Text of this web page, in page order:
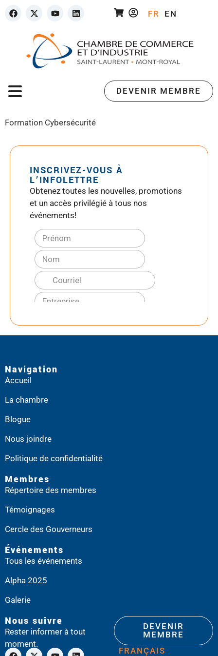
FR EN
DEVENIR MEMBRE
Formation Cybersécurité
INSCRIVEZ-VOUS À
L’INFOLETTRE
Obtenez toutes les nouvelles, promotions
et un accès privilégié à tous nos
événements!
Navigation
Accueil
La chambre
Blogue
Nous joindre
Politique de confidentialité
Membres
Répertoire des membres
Témoignages
Cercle des Gouverneurs
Événements
Tous les événements
Alpha 2025
Galerie
Nous suivre
Rester informer à tout
moment.
DEVENIR
MEMBRE
FRANÇAIS